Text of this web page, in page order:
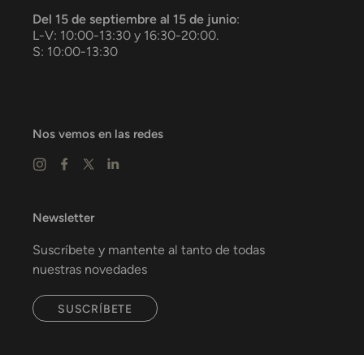
Del 15 de septiembre al 15 de junio:
L-V: 10:00-13:30 y 16:30-20:00.
S: 10:00-13:30
Nos vemos en las redes
Newsletter
Suscríbete y mantente al tanto de todas
nuestras novedades
SUSCRÍBETE